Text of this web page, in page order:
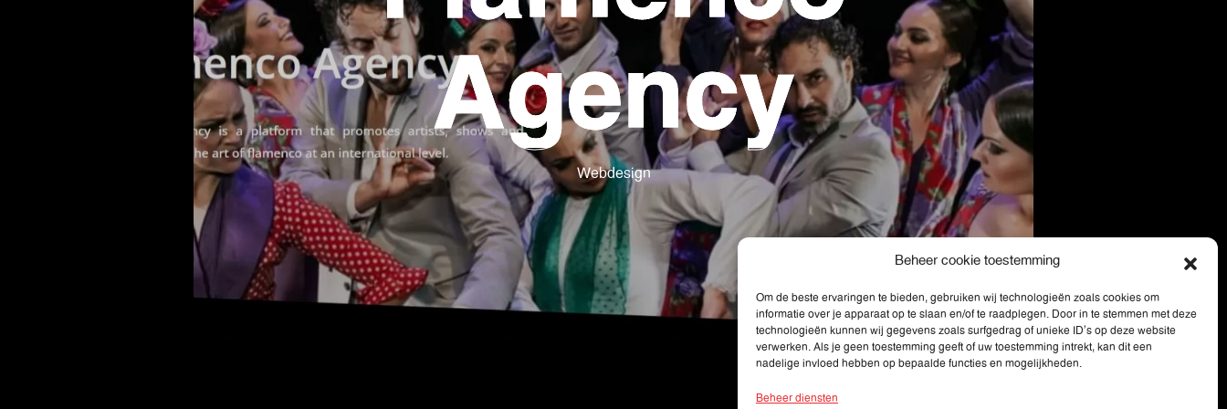
Beheer cookie toestemming
Om de beste ervaringen te bieden, gebruiken wij technologieën zoals cookies om
informatie over je apparaat op te slaan en/of te raadplegen. Door in te stemmen met deze
technologieën kunnen wij gegevens zoals surfgedrag of unieke ID's op deze website
verwerken. Als je geen toestemming geeft of uw toestemming intrekt, kan dit een
nadelige invloed hebben op bepaalde functies en mogelijkheden.
Beheer diensten
Agency
Webdesign